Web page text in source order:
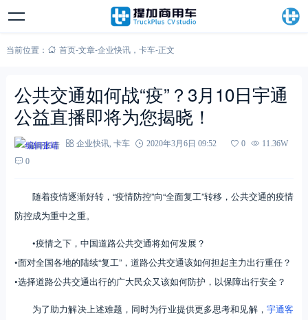
当前位置： 首页-文章-企业快讯， 卡车-正文
公共交通如何战“疫”？3月10日宇通
公益直播即将为您揭晓！
编辑张靖 企业快讯, 卡车 2020年3月6日 09:52 0
11.36W
0
随着疫情逐渐好转，“疫情防控”向“全面复工”转移，公共交通的疫情
防控成为重中之重。
•疫情之下，中国道路公共交通将如何发展？
•面对全国各地的陆续“复工”，道路公共交通该如何担起主力出行重任？
•选择道路公共交通出行的广大民众又该如何防护，以保障出行安全？
为了助力解决上述难题，同时为行业提供更多思考和见解， 宇通客